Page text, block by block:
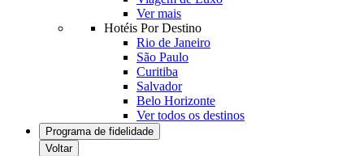
Ver mais
Hotéis Por Destino
Rio de Janeiro
São Paulo
Curitiba
Salvador
Belo Horizonte
Ver todos os destinos
Programa de fidelidade
Voltar